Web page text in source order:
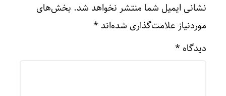
نشانی ایمیل شما منتشر نخواهد شد. بخش‌های
موردنیاز علامت‌گذاری شده‌اند *
دیدگاه *